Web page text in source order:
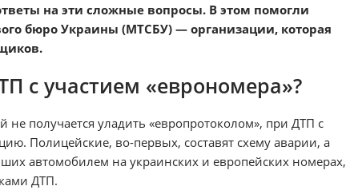
на эти сложные вопросы. В этом помогли
бюро Украины (МТСБУ) — организации, которая
с участием «еврономера»?
получается уладить «европротоколом», при ДТП с
Полицейские, во-первых, составят схему аварии, а
автомобилем на украинских и европейских номерах,
ДТП.